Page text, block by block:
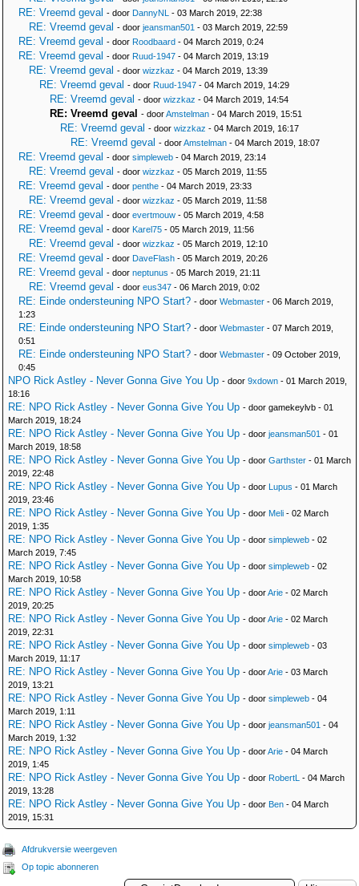
RE: Vreemd geval - door DannyNL - 03 March 2019, 22:38
RE: Vreemd geval - door jeansman501 - 03 March 2019, 22:59
RE: Vreemd geval - door Roodbaard - 04 March 2019, 0:24
RE: Vreemd geval - door Ruud-1947 - 04 March 2019, 13:19
RE: Vreemd geval - door wizzkaz - 04 March 2019, 13:39
RE: Vreemd geval - door Ruud-1947 - 04 March 2019, 14:29
RE: Vreemd geval - door wizzkaz - 04 March 2019, 14:54
RE: Vreemd geval - doorAmstelman - 04 March 2019, 15:51
RE: Vreemd geval - door wizzkaz - 04 March 2019, 16:17
RE: Vreemd geval - doorAmstelman - 04 March 2019, 18:07
RE: Vreemd geval - door simpleweb - 04 March 2019, 23:14
RE: Vreemd geval - door wizzkaz - 05 March 2019, 11:55
RE: Vreemd geval - door penthe - 04 March 2019, 23:33
RE: Vreemd geval - door wizzkaz - 05 March 2019, 11:58
RE: Vreemd geval - door evertmouw - 05 March 2019, 4:58
RE: Vreemd geval - door Karel75 - 05 March 2019, 11:56
RE: Vreemd geval - door wizzkaz - 05 March 2019, 12:10
RE: Vreemd geval - door DaveFlash - 05 March 2019, 20:26
RE: Vreemd geval - door neptunus - 05 March 2019, 21:11
RE: Vreemd geval - door eus347 - 06 March 2019, 0:02
RE: Einde ondersteuning NPO Start? - door Webmaster - 06 March 2019,
1:23
RE: Einde ondersteuning NPO Start? - door Webmaster - 07 March 2019,
0:51
RE: Einde ondersteuning NPO Start? - door Webmaster - 09 October 2019,
0:45
NPO Rick Astley - Never Gonna Give You Up - door 9xdown - 01 March 2019,
18:16
RE: NPO Rick Astley - Never Gonna Give You Up - door gamekeylvb - 01
March 2019, 18:24
RE: NPO Rick Astley - Never Gonna Give You Up - door jeansman501 - 01
March 2019, 18:58
RE: NPO Rick Astley - Never Gonna Give You Up - door Garthster - 01 March
2019, 22:48
RE: NPO Rick Astley - Never Gonna Give You Up - door Lupus - 01 March
2019, 23:46
RE: NPO Rick Astley - Never Gonna Give You Up - door Meli - 02 March
2019, 1:35
RE: NPO Rick Astley - Never Gonna Give You Up - door simpleweb - 02
March 2019, 7:45
RE: NPO Rick Astley - Never Gonna Give You Up - door simpleweb - 02
March 2019, 10:58
RE: NPO Rick Astley - Never Gonna Give You Up - doorArie - 02 March
2019, 20:25
RE: NPO Rick Astley - Never Gonna Give You Up - doorArie - 02 March
2019, 22:31
RE: NPO Rick Astley - Never Gonna Give You Up - door simpleweb - 03
March 2019, 11:17
RE: NPO Rick Astley - Never Gonna Give You Up - doorArie - 03 March
2019, 13:21
RE: NPO Rick Astley - Never Gonna Give You Up - door simpleweb - 04
March 2019, 1:11
RE: NPO Rick Astley - Never Gonna Give You Up - door jeansman501 - 04
March 2019, 1:32
RE: NPO Rick Astley - Never Gonna Give You Up - doorArie - 04 March
2019, 1:45
RE: NPO Rick Astley - Never Gonna Give You Up - door RobertL - 04 March
2019, 13:28
RE: NPO Rick Astley - Never Gonna Give You Up - door Ben - 04 March
2019, 15:31
Afdrukversie weergeven
Op topic abonneren